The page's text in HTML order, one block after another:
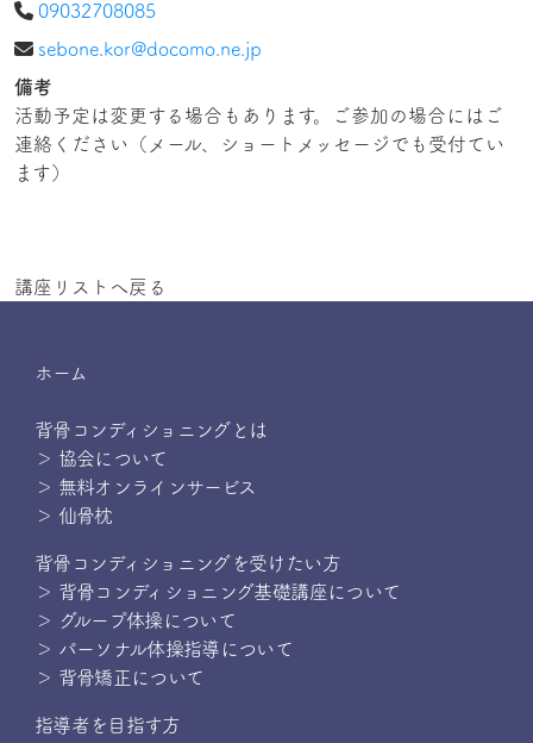
09032708085
sebone.kor@docomo.ne.jp
備考
活動予定は変更する場合もあります。ご参加の場合にはご
連絡ください（メール、ショートメッセージでも受付てい
ます）
講座リストへ戻る
ホーム
背骨コンディショニングとは
＞ 協会について
＞ 無料オンラインサービス
＞ 仙骨枕
背骨コンディショニングを受けたい方
＞ 背骨コンディショニング基礎講座について
＞ グループ体操について
＞ パーソナル体操指導について
＞ 背骨矯正について
指導者を目指す方